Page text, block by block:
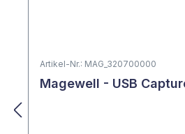
Artikel-Nr.: MAG_320700000
Magewell - USB